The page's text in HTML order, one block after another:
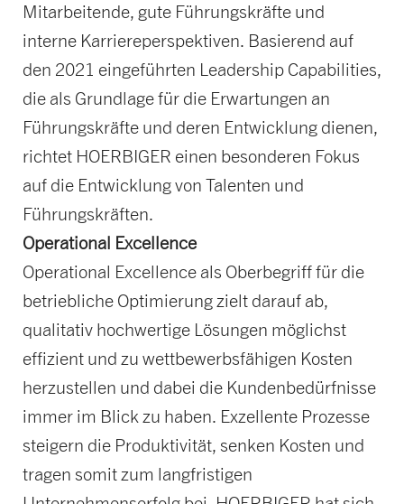
Mitarbeitende, gute Führungskräfte und
interne Karriereperspektiven. Basierend auf
den 2021 eingeführten Leadership Capabilities,
die als Grundlage für die Erwartungen an
Führungskräfte und deren Entwicklung dienen,
richtet HOERBIGER einen besonderen Fokus
auf die Entwicklung von Talenten und
Führungskräften.
Operational Excellence
Operational Excellence als Oberbegriff für die
betriebliche Optimierung zielt darauf ab,
qualitativ hochwertige Lösungen möglichst
effizient und zu wettbewerbsfähigen Kosten
herzustellen und dabei die Kundenbedürfnisse
immer im Blick zu haben. Exzellente Prozesse
steigern die Produktivität, senken Kosten und
tragen somit zum langfristigen